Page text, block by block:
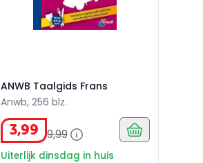
ANWB Taalgids Frans
Anwb, 256 blz.
3,99 9,99
Uiterlijk dinsdag in huis